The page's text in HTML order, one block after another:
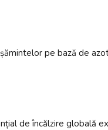
pe bază de
de încălzire globală